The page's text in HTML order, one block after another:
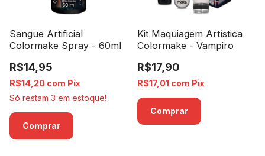
Sangue Artificial
Colormake Spray - 60ml
R$14,95
R$14,20 com Pix
Só restam 3 em estoque!
Kit Maquiagem Artística
Colormake - Vampiro
R$17,90
R$17,01 com Pix